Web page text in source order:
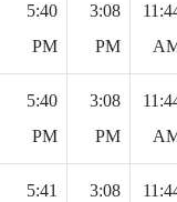
3:08
PM
5:40
PM
3:08
PM
5:40
PM
3:08
5:41